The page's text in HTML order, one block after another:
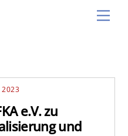
2023
e.V. zu
und